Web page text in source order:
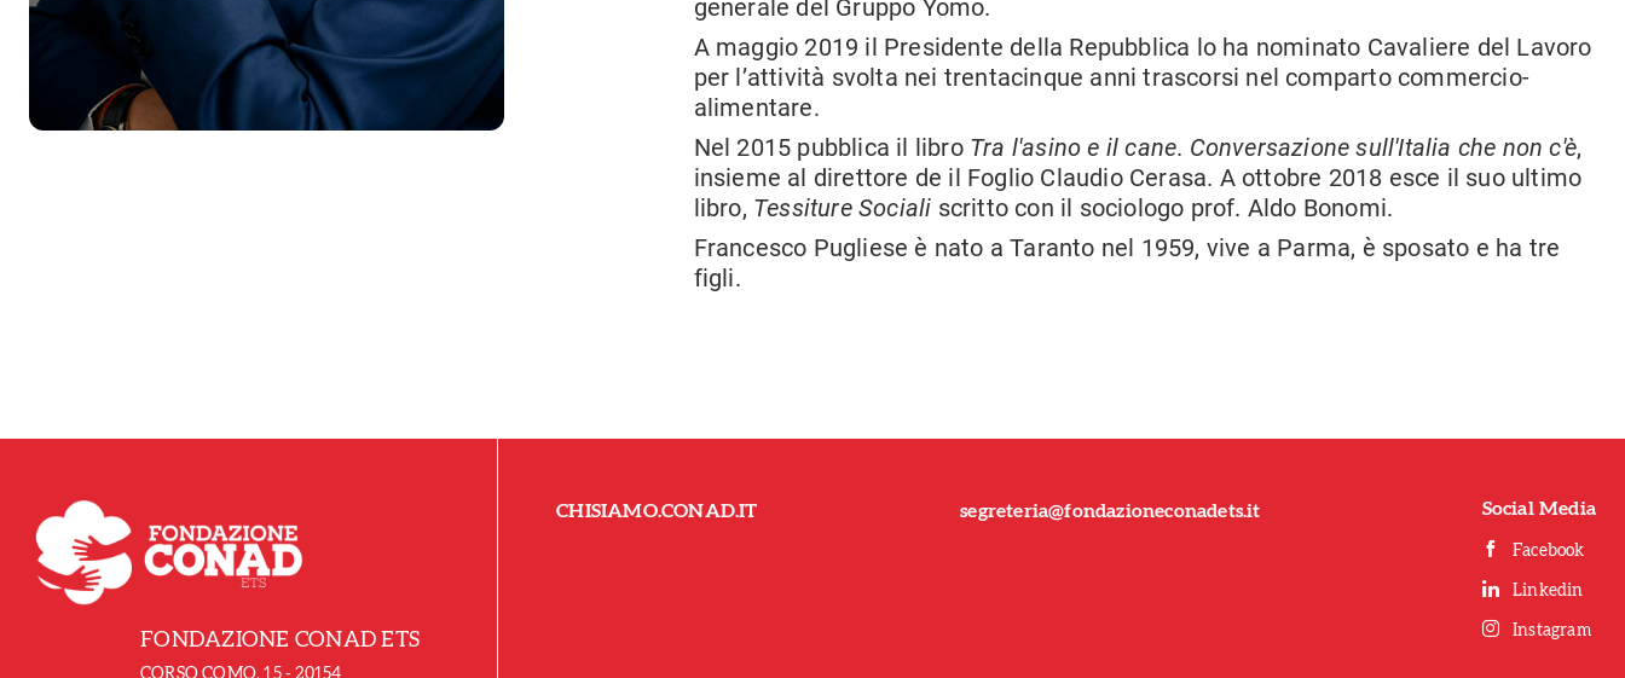
generale del Gruppo Yomo.
A maggio 2019 il Presidente della Repubblica lo ha nominato Cavaliere del Lavoro
per l’attività svolta nei trentacinque anni trascorsi nel comparto commercio-
alimentare.
Nel 2015 pubblica il libro Tra l'asino e il cane. Conversazione sull'Italia che non c'è,
insieme al direttore de il Foglio Claudio Cerasa. A ottobre 2018 esce il suo ultimo
libro, Tessiture Sociali scritto con il sociologo prof. Aldo Bonomi.
Francesco Pugliese è nato a Taranto nel 1959, vive a Parma, è sposato e ha tre
figli.
FONDAZIONE CONAD ETS
CHISIAMO.CONAD.IT segreteria@fondazioneconadets.it Social Media
Facebook
Linkedin
Instagram